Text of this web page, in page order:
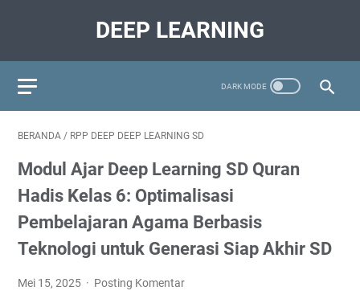
DEEP LEARNING
BERANDA / RPP DEEP DEEP LEARNING SD
Modul Ajar Deep Learning SD Quran
Hadis Kelas 6: Optimalisasi
Pembelajaran Agama Berbasis
Teknologi untuk Generasi Siap Akhir SD
Mei 15, 2025 Posting Komentar